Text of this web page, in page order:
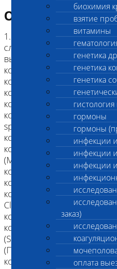
биохимия
взятие
витамины
генетика
генетика
генетика
гормоны
гормоны
инфекции
инфекции
инфекции
заказ)
оплата
Описание
1. Цель исследования: в
следующие
выявления
код 025 Хламидиоз (ПЦР)
код 061 Орнитоз (ПЦР)
код 018 Лямблиоз (ПЦР)
код 014
код 050
spp/Campylobacter jejuni)
код 034 Листериоз (ПЦР)
код 072 Микоплазмоз птиц
(M.gallisepticum/
код 4217 Пастереллез
код 054 Ротавирусная
код 4218 Клостридиоз
Clostridium perfringens
код 067 Йерсиниоз (ПЦР)
код 022 Сальмонеллез с
(Salmonella spp., S.
(ПЦР)
код 099 Грипп типа А